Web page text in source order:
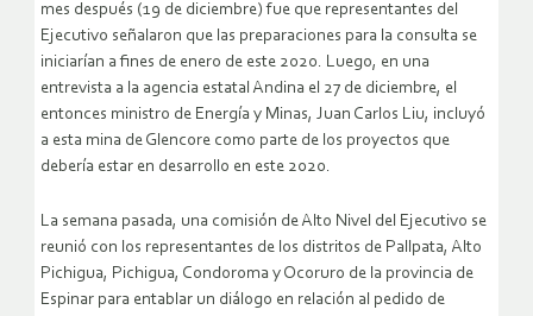
mes después (19 de diciembre) fue que representantes del
Ejecutivo señalaron que las preparaciones para la consulta se
iniciarían a fines de enero de este 2020. Luego, en una
entrevista a la agencia estatal Andina el 27 de diciembre, el
entonces ministro de Energía y Minas, Juan Carlos Liu, incluyó
a esta mina de Glencore como parte de los proyectos que
debería estar en desarrollo en este 2020.
La semana pasada, una comisión de Alto Nivel del Ejecutivo se
reunió con los representantes de los distritos de Pallpata, Alto
Pichigua, Pichigua, Condoroma y Ocoruro de la provincia de
Espinar para entablar un diálogo en relación al pedido de